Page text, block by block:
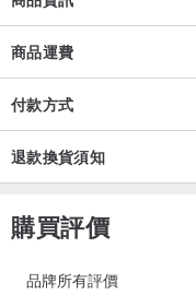
。避免睡覺時配戴飾品，以
。每次配戴後，請以絨布
。電鍍的銀飾品請用沒有
。不配戴時，請放進飾物
洗銀水浸泡再用清水沖洗抹
商品運費
付款方式
退款換貨須知
購買評價
品牌所有評價